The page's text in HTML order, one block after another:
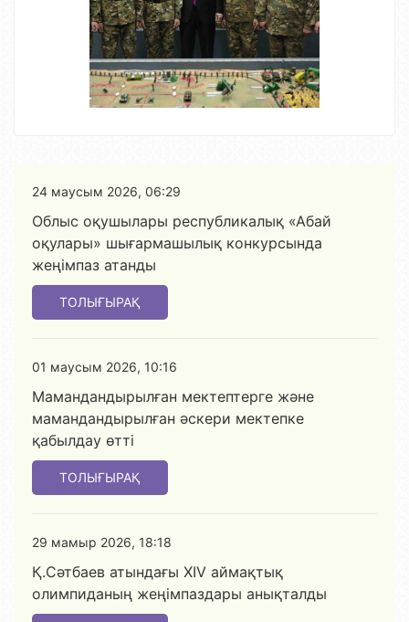
24 маусым 2026, 06:29
Облыс оқушылары республикалық «Абай
оқулары» шығармашылық конкурсында
жеңімпаз атанды
ТОЛЫҒЫРАҚ
01 маусым 2026, 10:16
Мамандандырылған мектептерге және
мамандандырылған әскери мектепке
қабылдау өтті
ТОЛЫҒЫРАҚ
29 мамыр 2026, 18:18
Қ.Сәтбаев атындағы XIV аймақтық
олимпиданың жеңімпаздары анықталды